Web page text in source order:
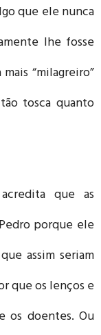
que ele nunca
lhe fosse
“milagreiro”
tosca quanto
que as
porque ele
assim seriam
que os lenços e
os doentes. Ou